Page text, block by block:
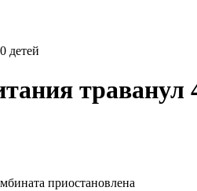
детей
траванул
приостановлена